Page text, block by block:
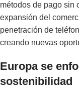
métodos de pago sin
expansión del
penetración de
creando nuevas
Europa se
sostenibilidad